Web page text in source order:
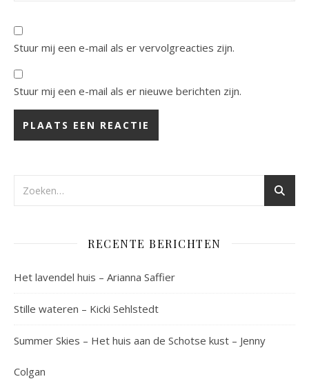
Stuur mij een e-mail als er vervolgreacties zijn.
Stuur mij een e-mail als er nieuwe berichten zijn.
RECENTE BERICHTEN
Het lavendel huis – Arianna Saffier
Stille wateren – Kicki Sehlstedt
Summer Skies – Het huis aan de Schotse kust – Jenny
Colgan